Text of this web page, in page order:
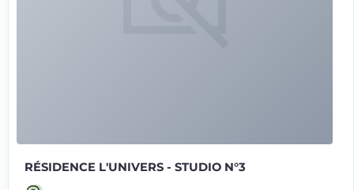
RÉSIDENCE L'UNIVERS - STUDIO N°3